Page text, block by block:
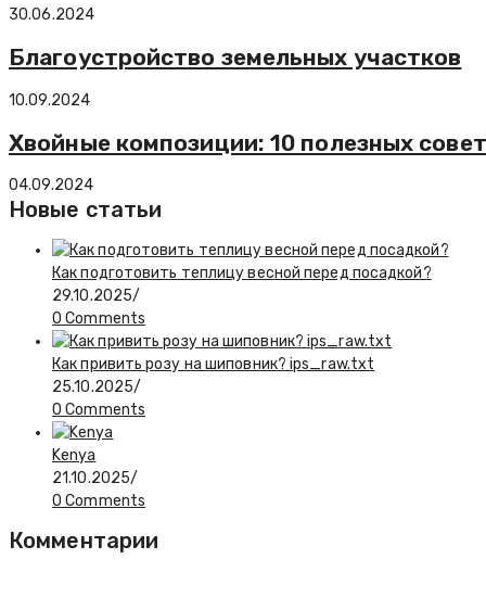
30.06.2024
Благоустройство земельных участков
10.09.2024
Хвойные композиции: 10 полезных
04.09.2024
Новые статьи
Как подготовить теплицу весной перед посадкой?
29.10.2025/
0 Comments
Как привить розу на шиповник? ips_raw.txt
25.10.2025/
0 Comments
Kenya
21.10.2025/
0 Comments
Комментарии